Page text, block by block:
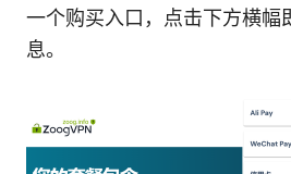
一个购买入口，点击下方横幅
息。